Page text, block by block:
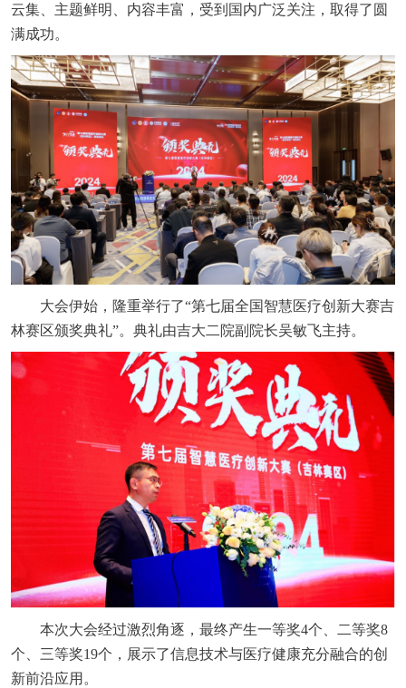
云集、主题鲜明、内容丰富，受到国内广泛关注，取得了圆
满成功。
大会伊始，隆重举行了“第七届全国智慧医疗创新大赛吉
林赛区颁奖典礼”。典礼由吉大二院副院长吴敏飞主持。
本次大会经过激烈角逐，最终产生一等奖4个、二等奖8
个、三等奖19个，展示了信息技术与医疗健康充分融合的创
新前沿应用。